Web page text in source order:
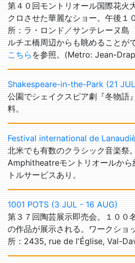
第４０回モントリオール国際花火
クロさせた華麗なショー。午後１
所：ラ・ロンド／サンテレーヌ島
ルチエ橋周辺からも眺めることが
こちら を参照。(Metro: Jean-
Shakespeare-in-the-Park (21
公園でシェイクスピア劇『冬物語
料。
Festival international de
北米でも有数のクラシック音楽祭
Amphitheatreモントリオールから
トルサービスあり。
1001 POTS (3 JUL - 16 AUG)
第３７回陶芸展示即売会。１００
の作品が展示される。ワークショ
所：2435, rue de l'Église, Val-